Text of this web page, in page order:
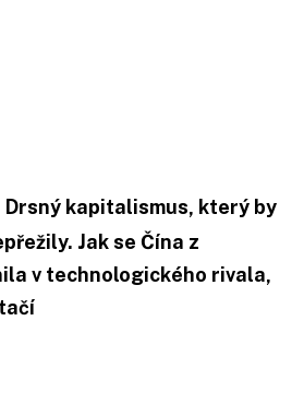
Drsný kapitalismus, který by
Jak se Čína z
v technologického rivala,